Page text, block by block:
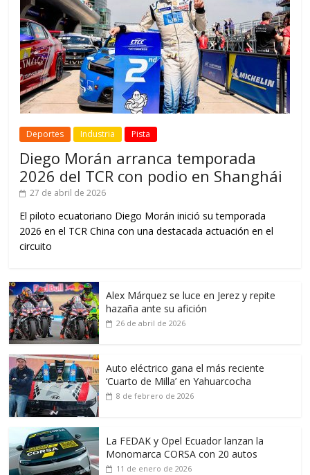
Deportes Industria Pista
Diego Morán arranca temporada
2026 del TCR con podio en Shanghái
27 de abril de 2026
El piloto ecuatoriano Diego Morán inició su temporada
2026 en el TCR China con una destacada actuación en el
circuito
Alex Márquez se luce en Jerez y repite
hazaña ante su afición
26 de abril de 2026
Auto eléctrico gana el más reciente
‘Cuarto de Milla’ en Yahuarcocha
8 de febrero de 2026
La FEDAK y Opel Ecuador lanzan la
Monomarca CORSA con 20 autos
11 de enero de 2026